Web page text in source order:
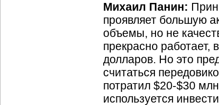
Михаил Панин:
проявляет большую
объемы, но не
прекрасно
долларов. Но это
считаться
потратил $20-$30
используется